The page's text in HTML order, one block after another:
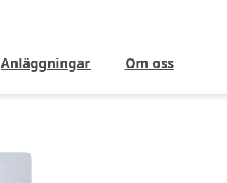
Anläggningar Om oss